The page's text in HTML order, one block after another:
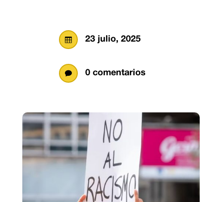
 23 julio, 2025
 0 comentarios